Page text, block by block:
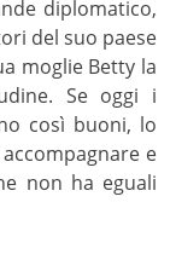
diplomatico,
del suo paese
moglie Betty la
Se oggi i
così buoni, lo
e
non ha eguali